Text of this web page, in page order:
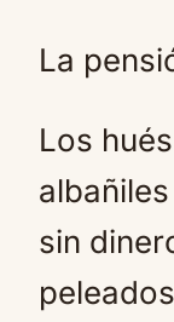
La
Los
sin